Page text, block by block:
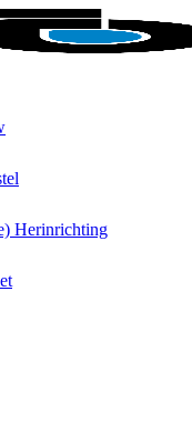
Herinrichting